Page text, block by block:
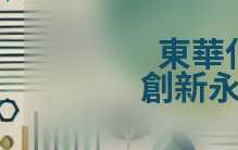
東華
創新永